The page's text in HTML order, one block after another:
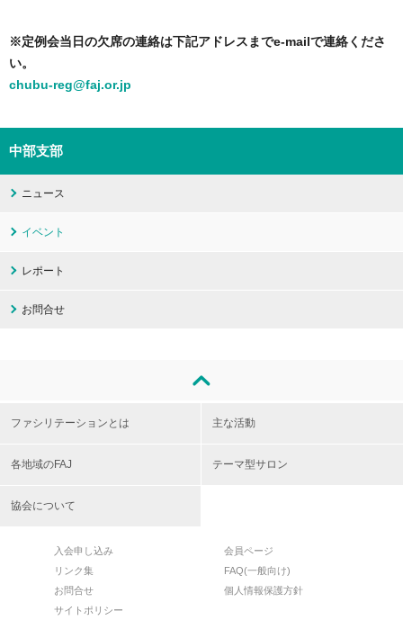
※定例会当日の欠席の連絡は下記アドレスまでe-mailで連絡くださ
い。
chubu-reg@faj.or.jp
中部支部
ニュース
イベント
レポート
お問合せ
ファシリテーションとは 主な活動
各地域のFAJ テーマ型サロン
協会について
入会申し込み
会員ページ
リンク集
FAQ(一般向け)
お問合せ
個人情報保護方針
サイトポリシー